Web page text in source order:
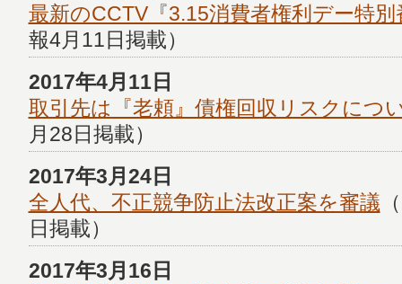
最新のCCTV『3.15消費者権利デー特別
報4月11日掲載）
2017年4月11日
取引先は『老頼』債権回収リスクにつ
月28日掲載）
2017年3月24日
全人代、不正競争防止法改正案を審議
日掲載）
2017年3月16日